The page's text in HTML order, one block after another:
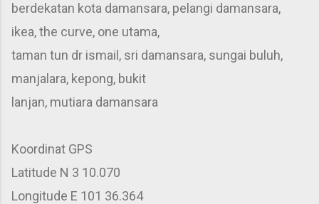
berdekatan kota damansara, pelangi damansara,
ikea, the curve, one utama,
taman tun dr ismail, sri damansara, sungai buluh,
manjalara, kepong, bukit
lanjan, mutiara damansara
Koordinat GPS
Latitude N 3 10.070
Longitude E 101 36.364